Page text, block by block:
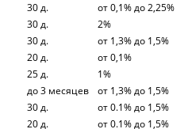
30 д.
от 0,1% до 2,25%
30 д.
2%
30 д.
от 1,3% до 1,5%
20 д.
от 0,1%
25 д.
1%
до 3 месяцев
от 1,3% до 1,5%
30 д.
от 0.1% до 1,5%
20 д.
от 0.1% до 1,5%